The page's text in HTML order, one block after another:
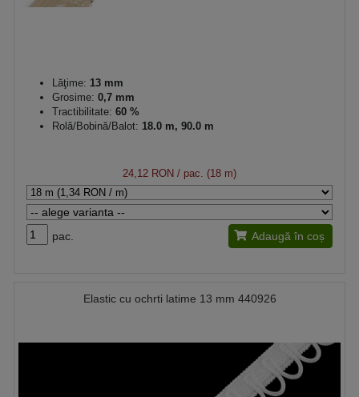
Lăţime: 13 mm
Grosime: 0,7 mm
Tractibilitate: 60 %
Rolă/Bobină/Balot: 18.0 m, 90.0 m
24,12 RON / pac. (18 m)
pac. Adaugă în coș
Elastic cu ochrti latime 13 mm 440926